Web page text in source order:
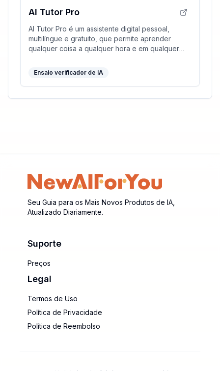
AI Tutor Pro
AI Tutor Pro é um assistente digital pessoal,
multilíngue e gratuito, que permite aprender
qualquer coisa a qualquer hora e em qualquer
Ensaio verificador de IA
Seu Guia para os Mais Novos Produtos de IA,
Atualizado Diariamente.
Suporte
Preços
Legal
Termos de Uso
Política de Privacidade
Política de Reembolso